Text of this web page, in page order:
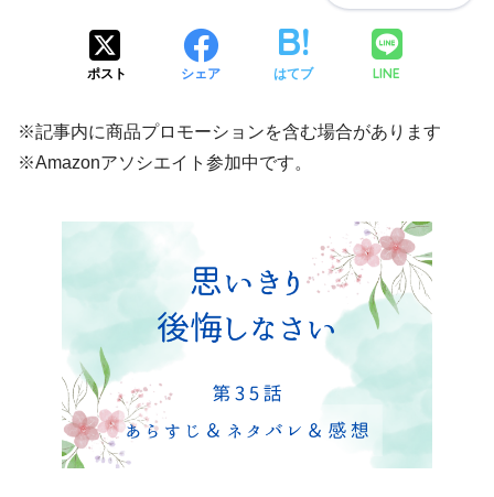
ポスト シェア はてブ LINE
※記事内に商品プロモーションを含む場合があります
※Amazonアソシエイト参加中です。